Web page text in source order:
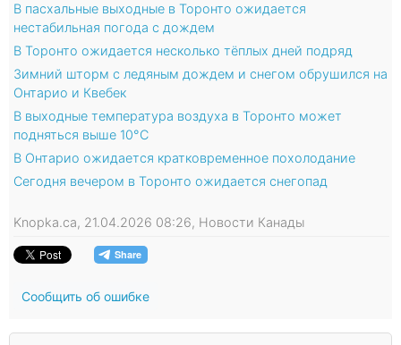
В пасхальные выходные в Торонто ожидается
нестабильная погода с дождем
В Торонто ожидается несколько тёплых дней подряд
Зимний шторм с ледяным дождем и снегом обрушился на
Онтарио и Квебек
В выходные температура воздуха в Торонто может
подняться выше 10°C
В Онтарио ожидается кратковременное похолодание
Сегодня вечером в Торонто ожидается снегопад
Knopka.ca, 21.04.2026 08:26, Новости Канады
Сообщить об ошибке